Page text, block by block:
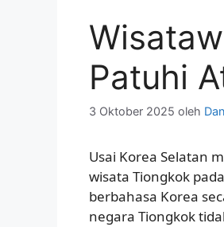
Patuhi
3 Oktober 2025 oleh
Usai Korea Selatan
wisata Tiongkok
berbahasa Korea
negara Tiongkok